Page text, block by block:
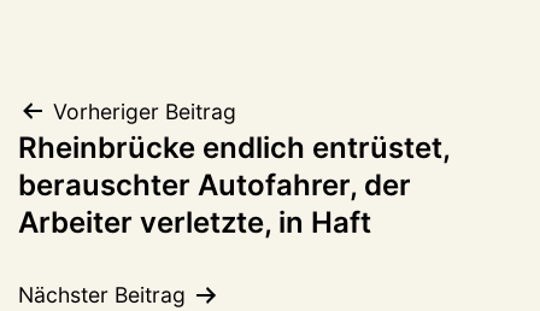
Beitragsnavigation
Vorheriger Beitrag
Rheinbrücke endlich entrüstet,
berauschter Autofahrer, der
Arbeiter verletzte, in Haft
Nächster Beitrag